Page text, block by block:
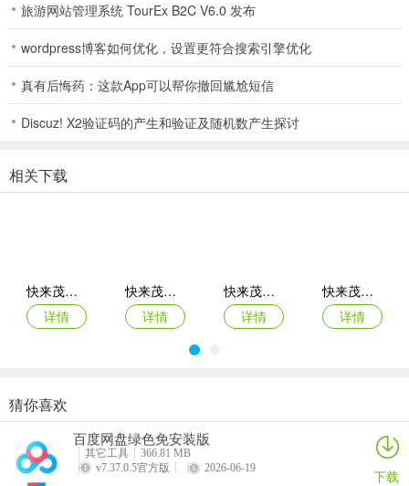
6、丰富好玩的赛事内容，让玩家们根本停不下来，舒适的游戏画麵风
格，简洁的游戏画麵，可以享受与对手们切磋牌技的乐趣，精彩纷呈
家（包括旁观者）都可以看见此二人的底牌。如果是一方放弃的情
8、和不同地区的玩家进行交流切磋，快来茂名棋牌大量的游戏内容玩
快来茂名棋牌点评
1、这是一款热门手机棋牌游戏，快来茂名棋牌奖励多多，每日系统发
放大量的游戏金币，玩家上线免费领取，连续签到还有礼包相赠。挑
等什么？快来下载赢取吧。
2、经典轻鬆的棋牌对局玩法和模式解锁奖励，刺激、好玩、精彩、福
利多多的整体的资源，更加舒心的游戏挑战玩法在裏麵不断体验，让
各位朋友深深迷恋这款游戏操作感和上手效果都很好。
旅游网站管理系统 TourEx B2C V6.0 发布
wordpress博客如何优化，设置更符合搜索引擎优化
真有后悔药：这款App可以帮你撤回尴尬短信
Discuz! X2验证码的产生和验证及随机数产生探讨
相关下载
快来茂名棋牌
详情
快来茂名棋牌
详情
快来茂名棋牌
详情
快来茂名棋牌
详情
快来茂名棋牌
详情
快来茂名棋牌
详情
快来茂名棋牌
快来茂名棋牌
猜你喜欢
百度网盘绿色免安装版
其它工具
366.81 MB
v7.37.0.5官方版
2026-06-19 下载